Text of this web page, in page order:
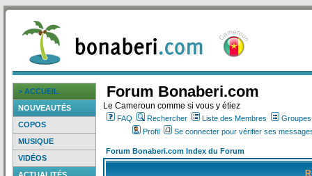
> ACCUEIL
NOUVEAUTÉS
COPOS
MUSIQUE
VIDÉOS
Forum Bonaberi.com
Le Cameroun comme si vous y étiez
FAQ Rechercher Liste des Membres
Profil
Se connecter pour vérifier ses
Forum Bonaberi.com Index du Forum